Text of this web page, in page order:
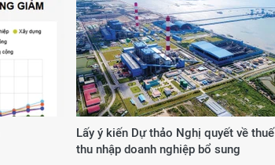
Lấy ý kiến Dự thảo Nghị quyết về thuế
thu nhập doanh nghiệp bổ sung